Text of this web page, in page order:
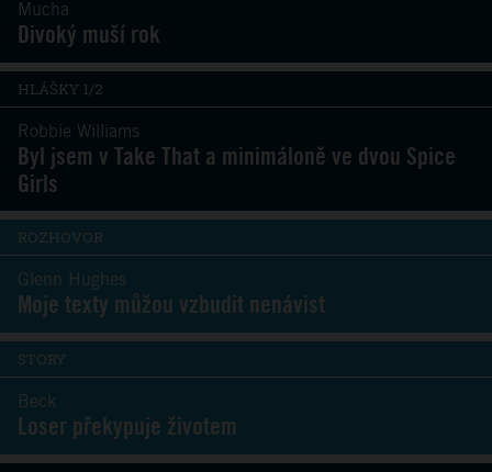
Mucha
Divoký muší rok
HLÁŠKY 1/2
Robbie Williams
Byl jsem v Take That a minimáloně ve dvou Spice
Girls
ROZHOVOR
Glenn Hughes
Moje texty můžou vzbudit nenávist
STORY
Beck
Loser překypuje životem